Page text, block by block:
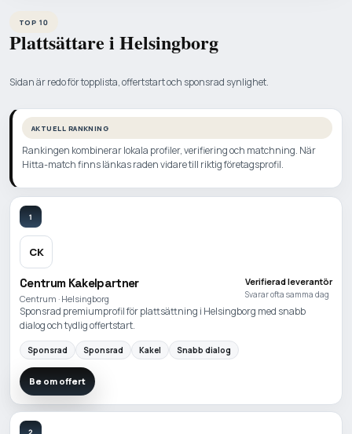
TOP 10
Plattsättare i Helsingborg
Sidan är redo för topplista, offertstart och sponsrad synlighet.
AKTUELL RANKNING
Rankingen kombinerar lokala profiler, verifiering och matchning. När
Hitta-match finns länkas raden vidare till riktig företagsprofil.
1
CK
Centrum Kakelpartner
Centrum · Helsingborg
Verifierad leverantör
Svarar ofta samma dag
Sponsrad premiumprofil för plattsättning i Helsingborg med snabb
dialog och tydlig offertstart.
Sponsrad Sponsrad Kakel Snabb dialog
Be om offert
2